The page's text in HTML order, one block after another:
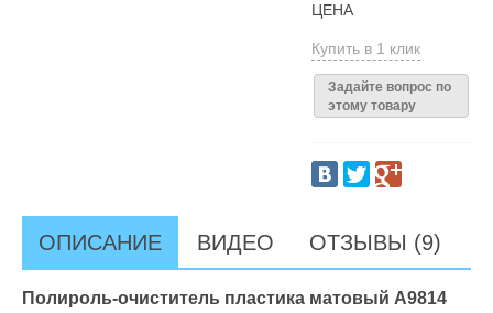
ЦЕНА
Купить в 1 клик
Задайте вопрос по
этому товару
ОПИСАНИЕ ВИДЕО ОТЗЫВЫ (9)
Полироль-очиститель пластика матовый А9814